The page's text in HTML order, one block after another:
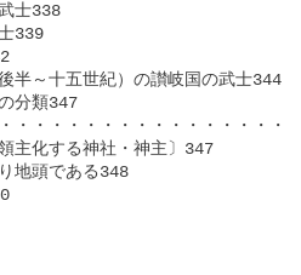
士338
339
～十五世紀）の讃岐国の武士344
類347
・・・・・・・・・・・・・・・・
化する神社・神主〕347
頭である348